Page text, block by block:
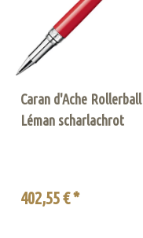
Caran d'Ache Rollerball
Léman scharlachrot
402,55 € *